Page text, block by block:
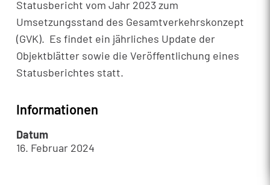
Statusbericht vom Jahr 2023 zum
Umsetzungsstand des Gesamtverkehrskonzept
(GVK). Es findet ein jährliches Update der
Objektblätter sowie die Veröffentlichung eines
Statusberichtes statt.
Informationen
Datum
16. Februar 2024